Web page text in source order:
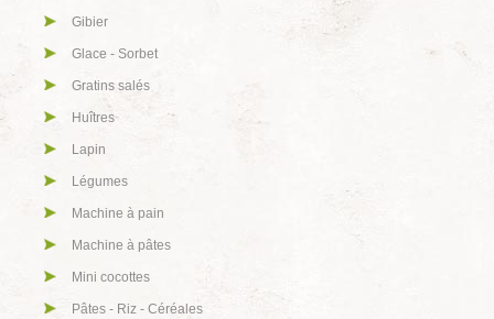
Gibier
Glace - Sorbet
Gratins salés
Huîtres
Lapin
Légumes
Machine à pain
Machine à pâtes
Mini cocottes
Pâtes - Riz - Céréales